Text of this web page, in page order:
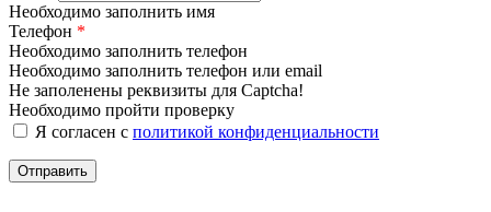
Необходимо заполнить имя
Телефон *
Необходимо заполнить телефон
Необходимо заполнить телефон или email
Не заполенены реквизиты для Captcha!
Необходимо пройти проверку
Я согласен с политикой конфиденциальности
Отправить